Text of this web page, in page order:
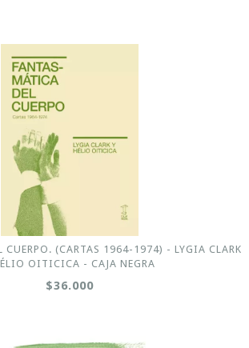
CUERPO. (CARTAS 1964-1974) - LYGIA CLARK
OITICICA - CAJA NEGRA
$36.000